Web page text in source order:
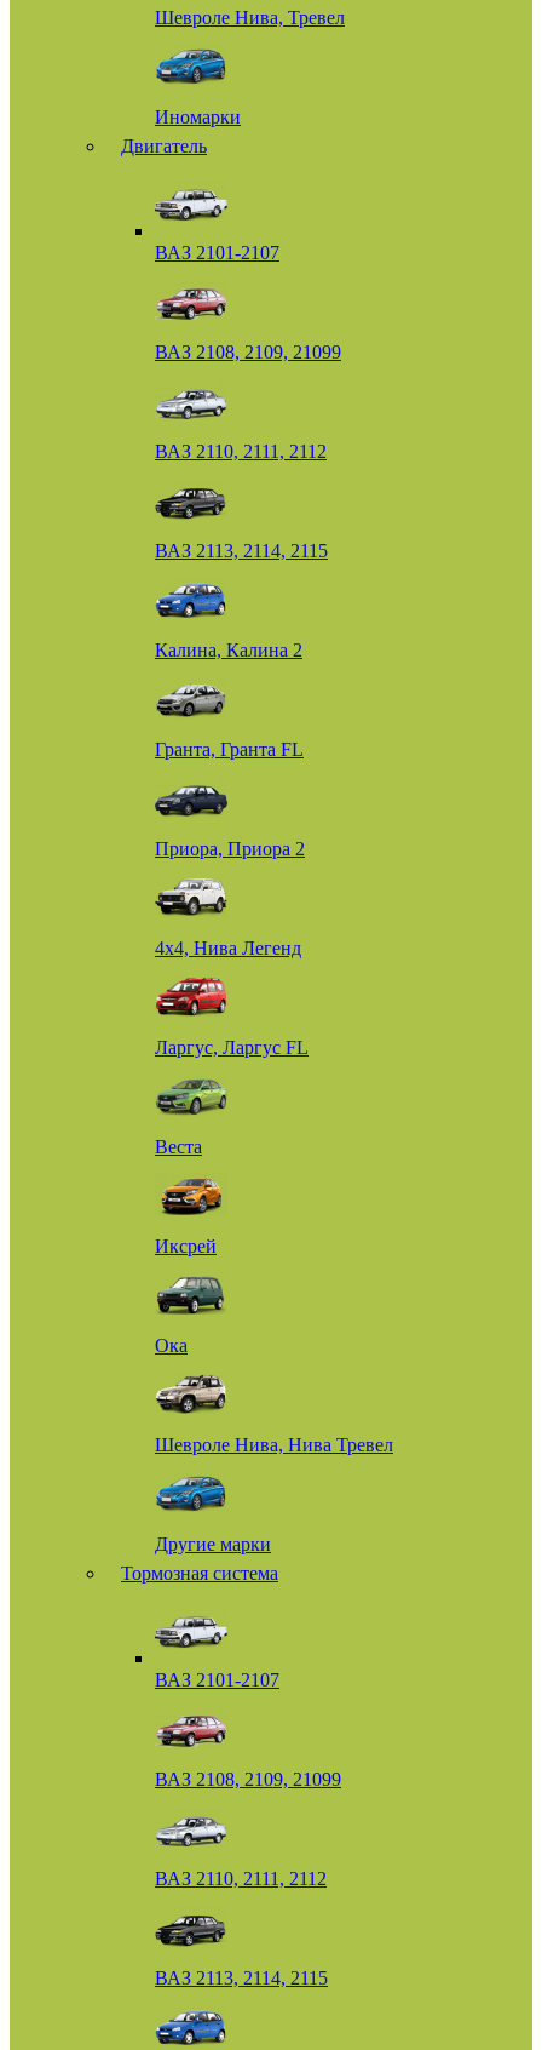
Шевроле Нива, Тревел
Иномарки
Двигатель
ВАЗ 2101-2107
ВАЗ 2108, 2109, 21099
ВАЗ 2110, 2111, 2112
ВАЗ 2113, 2114, 2115
Калина, Калина 2
Гранта, Гранта FL
Приора, Приора 2
4х4, Нива Легенд
Ларгус, Ларгус FL
Веста
Иксрей
Ока
Шевроле Нива, Нива Тревел
Другие марки
Тормозная система
ВАЗ 2101-2107
ВАЗ 2108, 2109, 21099
ВАЗ 2110, 2111, 2112
ВАЗ 2113, 2114, 2115